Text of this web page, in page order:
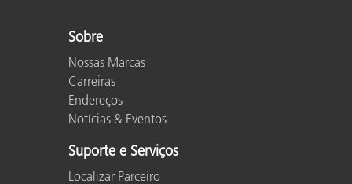
Sobre
Nossas Marcas
Carreiras
Endereços
Notícias & Eventos
Suporte e Serviços
Localizar Parceiro